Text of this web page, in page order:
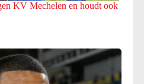
KV Mechelen en houdt ook